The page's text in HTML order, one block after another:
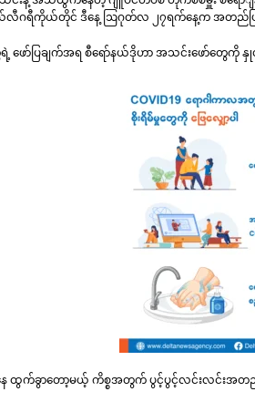
လီဂရီကိုယ်တိုင် ဒီ​နေ့ ဩဂုတ်လ ၂၇ရက်​နေ့က အတည်ပ
ဖော်ပြချက်အရ စီရော်နယ်ဒိုဟာ အသင်းဖော်တွေ
ထွက်ခွာတော့မယ့် ကိစ္စအတွက် ပွင့်ပွင့်လင်းလင်းအတည်